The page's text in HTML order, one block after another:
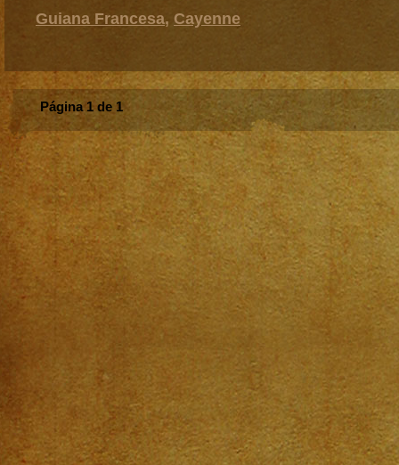
Guiana Francesa, Cayenne
Página 1 de 1